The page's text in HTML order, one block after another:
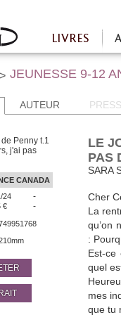
LIVRES
> JEUNESSE 9-12
AUTEUR
CANADA
24 -
€ -
LE
PAS
SARA
Cher
La
qu’on
:
Est-
quel
mes
que tu